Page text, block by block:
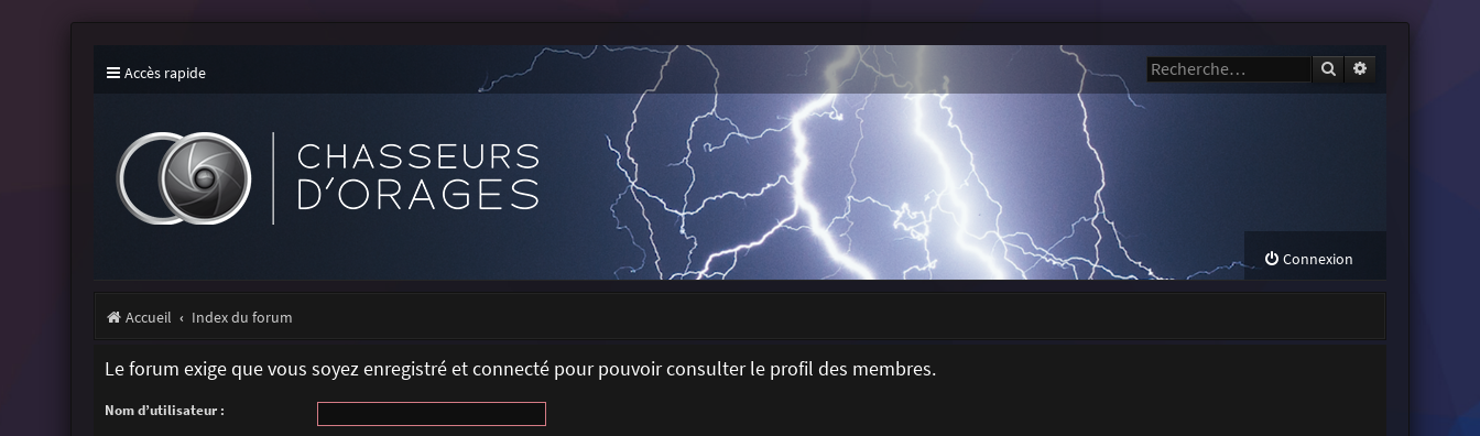
Accès rapide Rechercher
Connexion
Accueil Index du forum
Le forum exige que vous soyez enregistré et connecté pour pouvoir consulter le profil des membres.
Nom d’utilisateur :